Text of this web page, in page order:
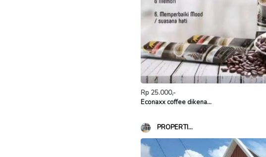
Rp 25.000,-
Econaxx coffee dikena...
PROPERTI...